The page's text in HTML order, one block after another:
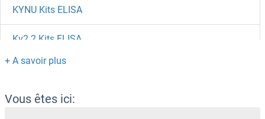
KYNU Kits ELISA
Kv2.2 Kits ELISA
KTN1 Kits ELISA
KSR2 Kits ELISA
Vous êtes ici: